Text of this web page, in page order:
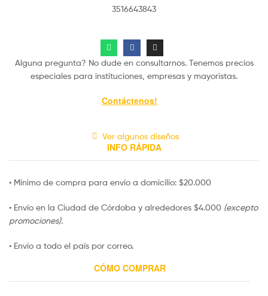
3516643843
Alguna pregunta? No dude en consultarnos. Tenemos precios
especiales para instituciones, empresas y mayoristas.
Contáctenos!
Ver algunos diseños
INFO RÁPIDA
• Mínimo de compra para envío a domicilio: $20.000
• Envío en la Ciudad de Córdoba y alrededores $4.000 (excepto
promociones).
• Envío a todo el país por correo.
CÓMO COMPRAR